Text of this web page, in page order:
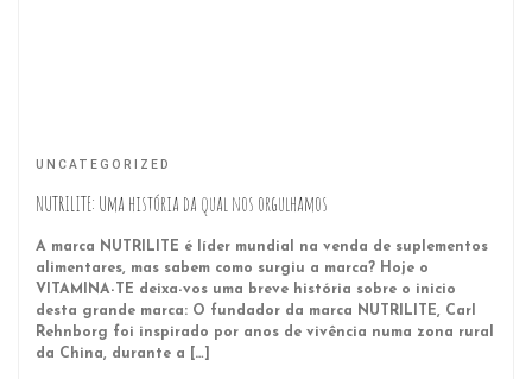
UNCATEGORIZED
NUTRILITE: Uma história da qual nos orgulhamos
A marca NUTRILITE é líder mundial na venda de suplementos
alimentares, mas sabem como surgiu a marca? Hoje o
VITAMINA-TE deixa-vos uma breve história sobre o inicio
desta grande marca: O fundador da marca NUTRILITE, Carl
Rehnborg foi inspirado por anos de vivência numa zona rural
da China, durante a […]